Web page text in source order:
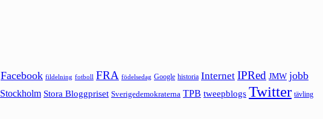
Facebook fildelning fotboll FRA födelsedag Google historia Internet IPRed JMW jobb
Stockholm Stora Bloggpriset Sverigedemokraterna TPB tweepblogs Twitter tävling